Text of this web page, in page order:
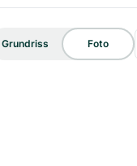
Grundriss Foto